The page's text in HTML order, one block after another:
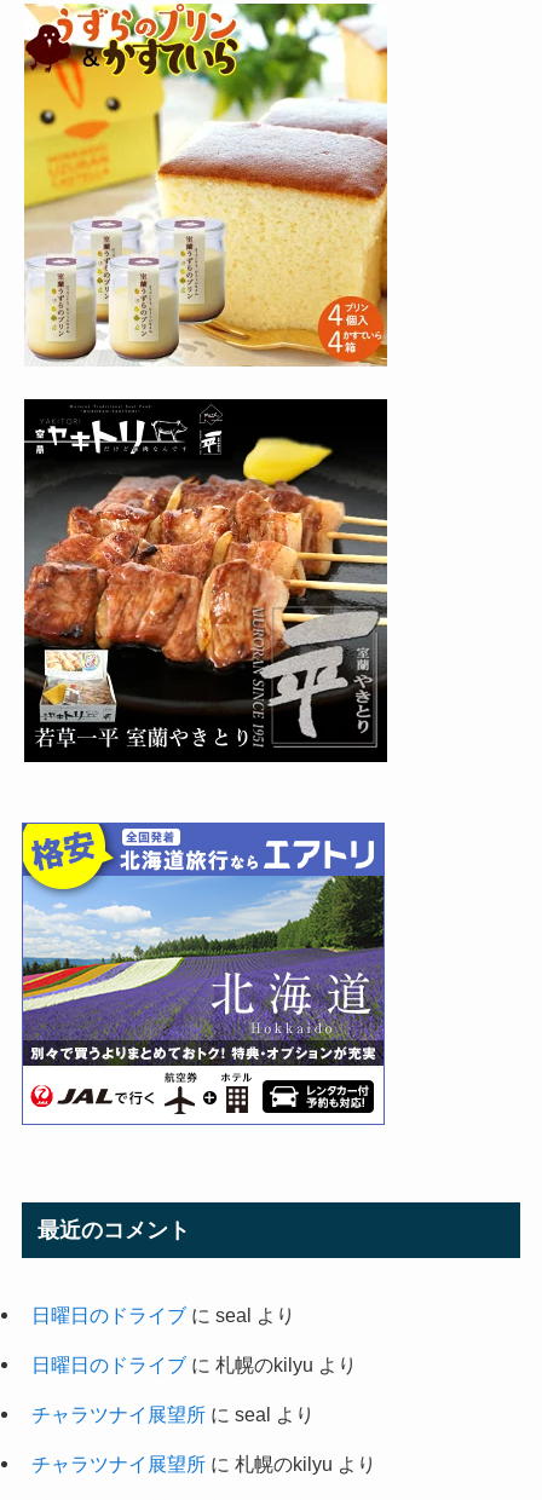
最近のコメント
日曜日のドライブに seal より
日曜日のドライブに 札幌のkilyu より
チャラツナイ展望所に seal より
チャラツナイ展望所に 札幌のkilyu より